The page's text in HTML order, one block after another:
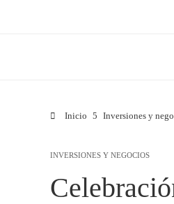
Inicio Inversiones y
INVERSIONES Y NEGOCIOS